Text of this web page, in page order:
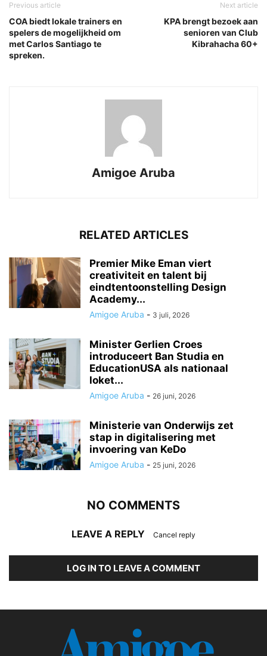
Previous article
COA biedt lokale trainers en
spelers de mogelijkheid om
met Carlos Santiago te
spreken.
Next article
KPA brengt bezoek aan
senioren van Club
Kibrahacha 60+
Amigoe Aruba
RELATED ARTICLES
Premier Mike Eman viert
creativiteit en talent bij
eindtentoonstelling Design
Academy...
Amigoe Aruba - 3 juli, 2026
Minister Gerlien Croes
introduceert Ban Studia en
EducationUSA als nationaal
loket...
Amigoe Aruba - 26 juni, 2026
Ministerie van Onderwijs zet
stap in digitalisering met
invoering van KeDo
Amigoe Aruba - 25 juni, 2026
NO COMMENTS
LEAVE A REPLY Cancel reply
LOG IN TO LEAVE A COMMENT